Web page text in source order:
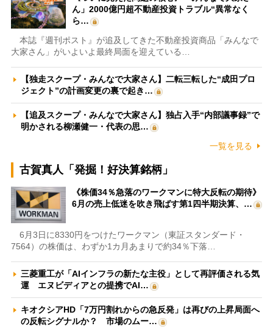
ん」2000億円超不動産投資トラブル“異常なく
ら…
本誌『週刊ポスト』が追及してきた不動産投資商品「みんなで
大家さん」がいよいよ最終局面を迎えている…
【独走スクープ・みんなで大家さん】二転三転した“成田プロ
ジェクト”の計画変更の裏で起き…
【追及スクープ・みんなで大家さん】独占入手“内部議事録”で
明かされる柳瀬健一・代表の思…
一覧を見る
古賀真人「発掘！好決算銘柄」
《株価34％急落のワークマンに特大反転の期待》
6月の売上低迷を吹き飛ばす第1四半期決算、…
6月3日に8330円をつけたワークマン（東証スタンダード・
7564）の株価は、わずか1カ月あまりで約34％下落…
三菱重工が「AIインフラの新たな主役」として再評価される気
運 エヌビディアとの提携でAI…
キオクシアHD「7万円割れからの急反発」は再びの上昇局面へ
の反転シグナルか？ 市場のムー…